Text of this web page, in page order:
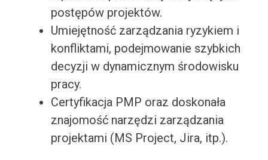
postępów projektów.
Umiejętność zarządzania ryzykiem i
konfliktami, podejmowanie szybkich
decyzji w dynamicznym środowisku
pracy.
Certyfikacja PMP oraz doskonała
znajomość narzędzi zarządzania
projektami (MS Project, Jira, itp.).